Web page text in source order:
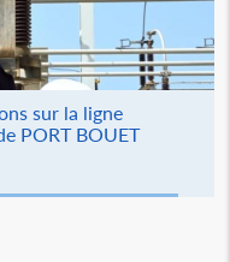
sur la ligne
PORT BOUET